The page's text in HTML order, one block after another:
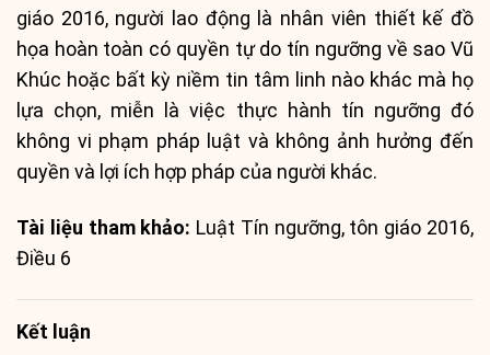
giáo 2016, người lao động là nhân viên thiết kế đồ
họa hoàn toàn có quyền tự do tín ngưỡng về sao Vũ
Khúc hoặc bất kỳ niềm tin tâm linh nào khác mà họ
lựa chọn, miễn là việc thực hành tín ngưỡng đó
không vi phạm pháp luật và không ảnh hưởng đến
quyền và lợi ích hợp pháp của người khác.
Tài liệu tham khảo: Luật Tín ngưỡng, tôn giáo 2016,
Điều 6
Kết luận